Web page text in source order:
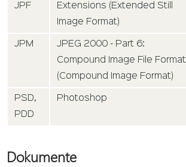
JPF
Extensions (Extended Still
Image Format)
JPM
JPEG 2000 - Part 6:
Compound Image File Format
(Compound Image Format)
PSD,
PDD
Photoshop
Dokumente